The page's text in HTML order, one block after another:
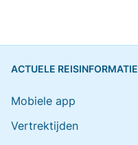
ACTUELE REISINFORMATIE
Mobiele app
Vertrektijden